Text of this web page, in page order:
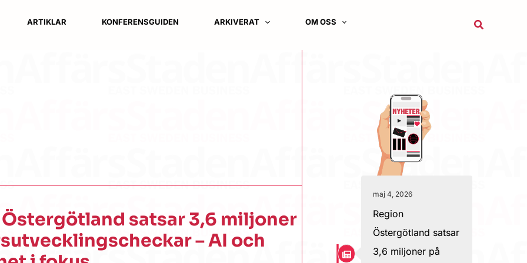
ARTIKLAR KONFERENSGUIDEN ARKIVERAT OM OSS Sök
satsar 3,6 miljoner
– AI och
maj 4, 2026
Region
Östergötland satsar
3,6 miljoner på